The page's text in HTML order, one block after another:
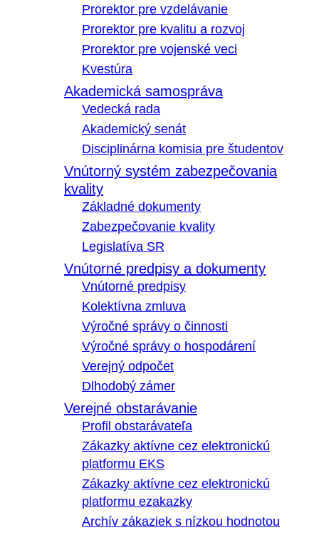
Prorektor pre vzdelávanie
Prorektor pre kvalitu a rozvoj
Prorektor pre vojenské veci
Kvestúra
Akademická samospráva
Vedecká rada
Akademický senát
Disciplinárna komisia pre študentov
Vnútorný systém zabezpečovania
kvality
Základné dokumenty
Zabezpečovanie kvality
Legislatíva SR
Vnútorné predpisy a dokumenty
Vnútorné predpisy
Kolektívna zmluva
Výročné správy o činnosti
Výročné správy o hospodárení
Verejný odpočet
Dlhodobý zámer
Verejné obstarávanie
Profil obstarávateľa
Zákazky aktívne cez elektronickú
platformu EKS
Zákazky aktívne cez elektronickú
platformu ezakazky
Archív zákaziek s nízkou hodnotou